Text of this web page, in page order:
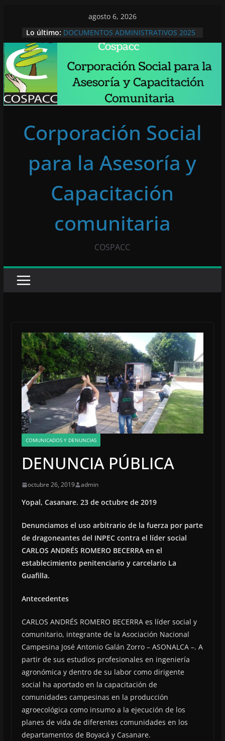
agosto 6, 2026
Lo último: DOCUMENTOS ADMINISTRATIVOS 2025
Documentos Administrativos 2026
Lengupá, se encuentra para ¡No olvidar!
COMUNICADO A LA OPINIÓN PÚBLICA
DENUNCIA PUBLICA
Corporación Social
para la Asesoría y
Capacitación
comunitaria
COSPACC
COMUNICADOS Y DENUNCIAS
DENUNCIA PÚBLICA
octubre 26, 2019 admin
Yopal, Casanare. 23 de octubre de 2019
Denunciamos el uso arbitrario de la fuerza por parte
de dragoneantes del INPEC contra el líder social
CARLOS ANDRÉS ROMERO BECERRA en el
establecimiento penitenciario y carcelario La
Guafilla.
Antecedentes
CARLOS ANDRÉS ROMERO BECERRA es líder social y
comunitario, integrante de la Asociación Nacional
Campesina José Antonio Galán Zorro – ASONALCA –. A
partir de sus estudios profesionales en ingeniería
agronómica y dentro de su labor como dirigente
social ha aportado en la capacitación de
comunidades campesinas en la producción
agroecológica como insumo a la ejecución de los
planes de vida de diferentes comunidades en los
departamentos de Boyacá y Casanare.